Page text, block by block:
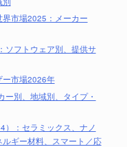
市場2025：メーカー
ソフトウェア別、提供サ
ー市場2026年
別、地域別、タイプ・
）：セラミックス、ナノ
ギー材料、スマート／応